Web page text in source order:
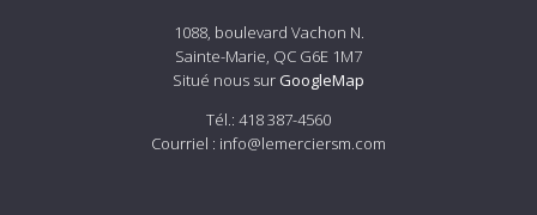
1088, boulevard Vachon N.
Sainte-Marie, QC G6E 1M7
Situé nous sur GoogleMap
Tél.: 418 387-4560
Courriel : info@lemerciersm.com